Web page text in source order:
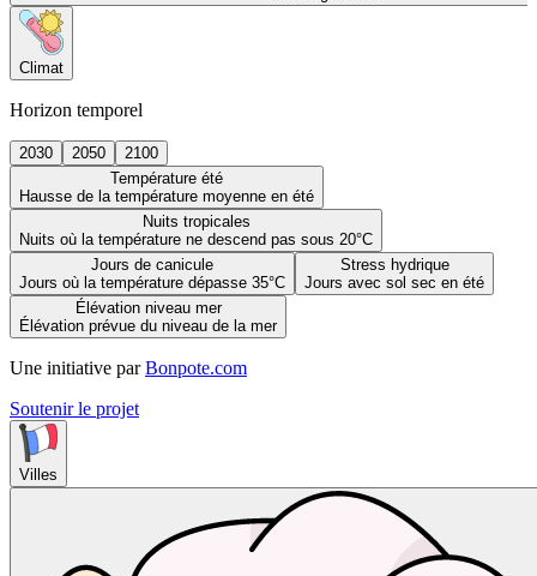
Climat
Horizon temporel
2030 2050
2100
Température été
Hausse de la température moyenne en été
Nuits tropicales
Nuits où la température ne descend pas sous 20°C
Jours de canicule
Jours où la température dépasse 35°C
Stress hydrique
Jours avec sol sec en été
Élévation niveau mer
Élévation prévue du niveau de la mer
Une initiative par Bonpote.com
Soutenir le projet
Villes